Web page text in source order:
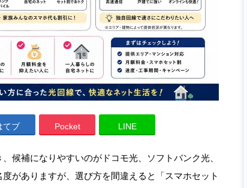
てブ Pocket LINE
候補になりやすいのがドコモ光、ソフトバンク光、
がありますが、選び方を間違えると「スマホセット